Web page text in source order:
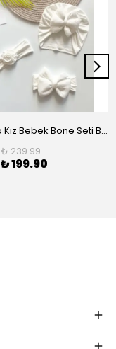
3 Parça Kız Bebek Bone Seti BN02 - Beyaz
₺ 239.99
₺ 199.90